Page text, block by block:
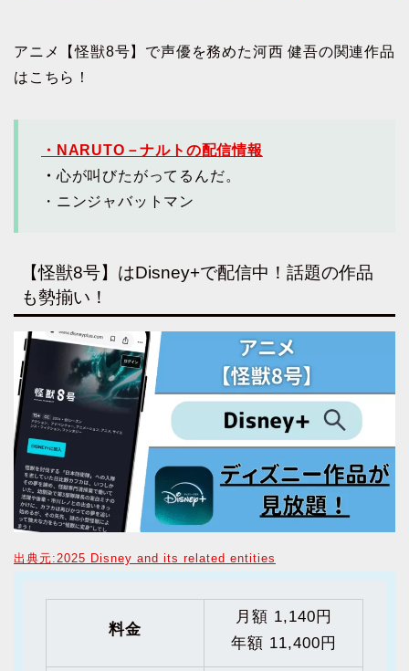
アニメ【怪獣8号】で声優を務めた河西 健吾の関連作品
はこちら！
・NARUTO－ナルトの配信情報
・ 心が叫びたがってるんだ。
・ニンジャバットマン
【怪獣8号】はDisney+で配信中！話題の作品
も勢揃い！
出典元:2025 Disney and its related entities
料金
月額 1,140円
年額 11,400円